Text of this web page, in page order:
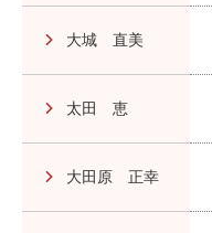
大城 直美
太田 恵
大田原 正幸